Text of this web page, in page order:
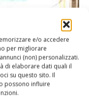
e/o accedere
per migliorare
(non) personalizzati.
di elaborare dati quali il
su questo sito. Il
possono influire
non è